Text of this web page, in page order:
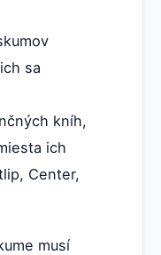
sa
kníh,
ich
Center,
musí